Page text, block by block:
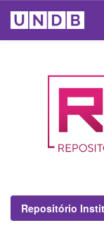
Repositório